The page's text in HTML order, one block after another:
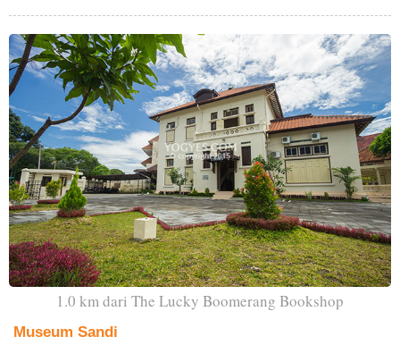
1.0 km dari The Lucky Boomerang Bookshop
Museum Sandi